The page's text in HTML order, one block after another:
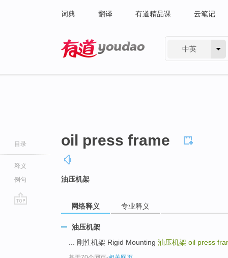
词典 翻译 有道精品课 云笔记
中英
目录
释义
例句
oil press frame
油压机架
网络释义 专业释义
油压机架
... 刚性机架 Rigid Mounting 油压机架 oil press